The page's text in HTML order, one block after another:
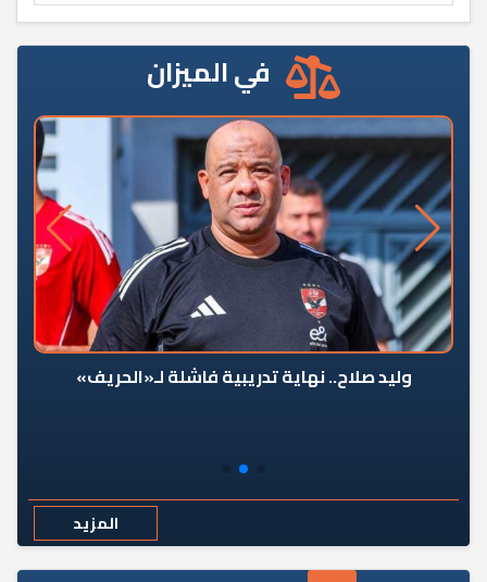
في الميزان
وليد صلاح.. نهاية تدريبية فاشلة لـ«الحريف»
المزيد